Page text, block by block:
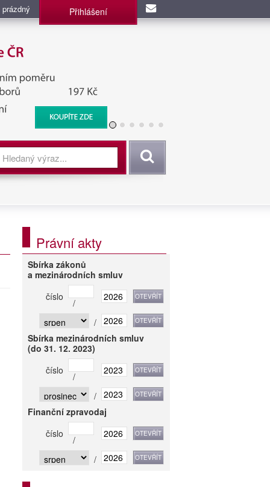
Přihlášení
BIS, Zpravodajské
Vyhledat
Právní akty
Sbírka zákonů
a mezinárodních smluv
číslo
/
/
Sbírka mezinárodních smluv
(do 31. 12. 2023)
číslo
/
/
Finanční zpravodaj
číslo
/
/